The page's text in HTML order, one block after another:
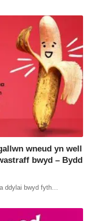
wneud yn well
bwyd – Bydd
ddylai bwyd fyth…